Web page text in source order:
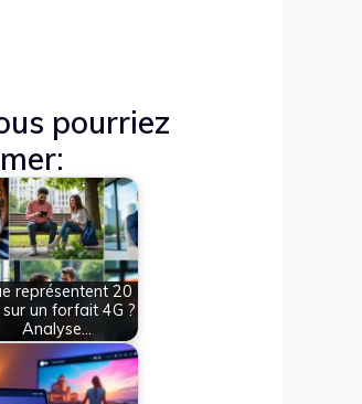
pourriez
représentent 20
sur un forfait 4G ?
Analyse…